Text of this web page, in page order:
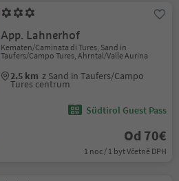
App. Lahnerhof
Kematen/Caminata di Tures, Sand in
Taufers/Campo Tures, Ahrntal/Valle Aurina
2.5 km z Sand in Taufers/Campo
Tures centrum
Südtirol Guest Pass
Od 70€
1 noc / 1 byt Včetně DPH